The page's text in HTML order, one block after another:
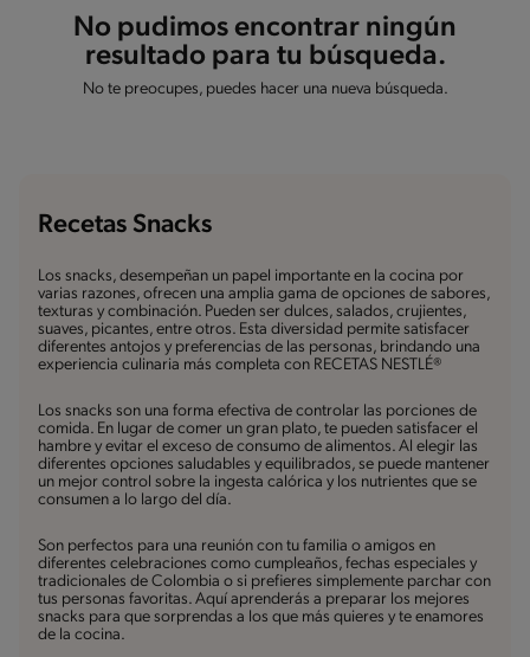
No pudimos encontrar ningún
resultado para tu búsqueda.
No te preocupes, puedes hacer una nueva búsqueda.
Recetas Snacks
Los snacks, desempeñan un papel importante en la cocina por
varias razones, ofrecen una amplia gama de opciones de sabores,
texturas y combinación. Pueden ser dulces, salados, crujientes,
suaves, picantes, entre otros. Esta diversidad permite satisfacer
diferentes antojos y preferencias de las personas, brindando una
experiencia culinaria más completa con RECETAS NESTLÉ®
Los snacks son una forma efectiva de controlar las porciones de
comida. En lugar de comer un gran plato, te pueden satisfacer el
hambre y evitar el exceso de consumo de alimentos. Al elegir las
diferentes opciones saludables y equilibrados, se puede mantener
un mejor control sobre la ingesta calórica y los nutrientes que se
consumen a lo largo del día.
Son perfectos para una reunión con tu familia o amigos en
diferentes celebraciones como cumpleaños, fechas especiales y
tradicionales de Colombia o si prefieres simplemente parchar con
tus personas favoritas. Aquí aprenderás a preparar los mejores
snacks para que sorprendas a los que más quieres y te enamores
de la cocina.